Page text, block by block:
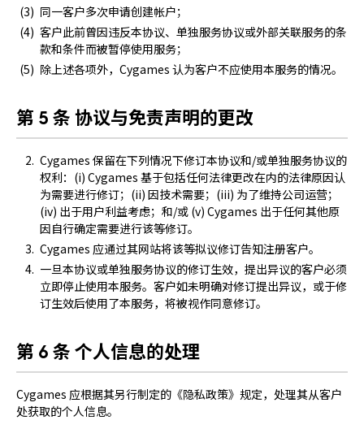
同一客户多次申请创建帐户；
客户此前曾因违反本协议、单独服务协议或外部关联服务的条
款和条件而被暂停使用服务；
除上述各项外，Cygames 认为客户不应使用本服务的情况。
第 5 条 协议与免责声明的更改
Cygames 保留在下列情况下修订本协议和/或单独服务协议的
权利：(i) Cygames 基于包括任何法律更改在内的法律原因认
为需要进行修订；(ii) 因技术需要；(iii) 为了维持公司运营；
(iv) 出于用户利益考虑；和/或 (v) Cygames 出于任何其他原
因自行确定需要进行该等修订。
Cygames 应通过其网站将该等拟议修订告知注册客户。
一旦本协议或单独服务协议的修订生效，提出异议的客户必须
立即停止使用本服务。客户如未明确对修订提出异议，或于修
订生效后使用了本服务，将被视作同意修订。
第 6 条 个人信息的处理
Cygames 应根据其另行制定的《隐私政策》规定，处理其从客户
处获取的个人信息。